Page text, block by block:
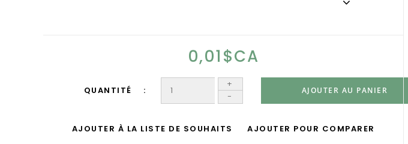
0,01$CA
QUANTITÉ
+
-
AJOUTER AU PANIER
AJOUTER À LA LISTE DE SOUHAITS AJOUTER POUR COMPARER